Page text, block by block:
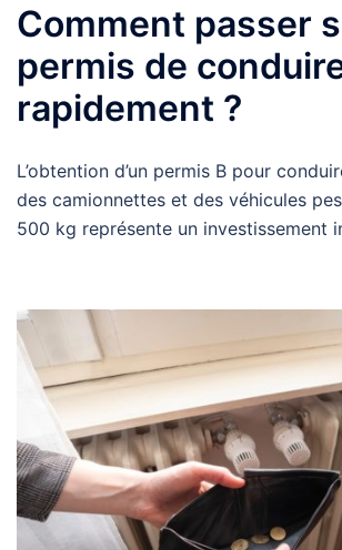
Comment passer
permis de
rapidement ?
L’obtention d’un permis B pour
des camionnettes et des véhicules
500 kg représente un investissement